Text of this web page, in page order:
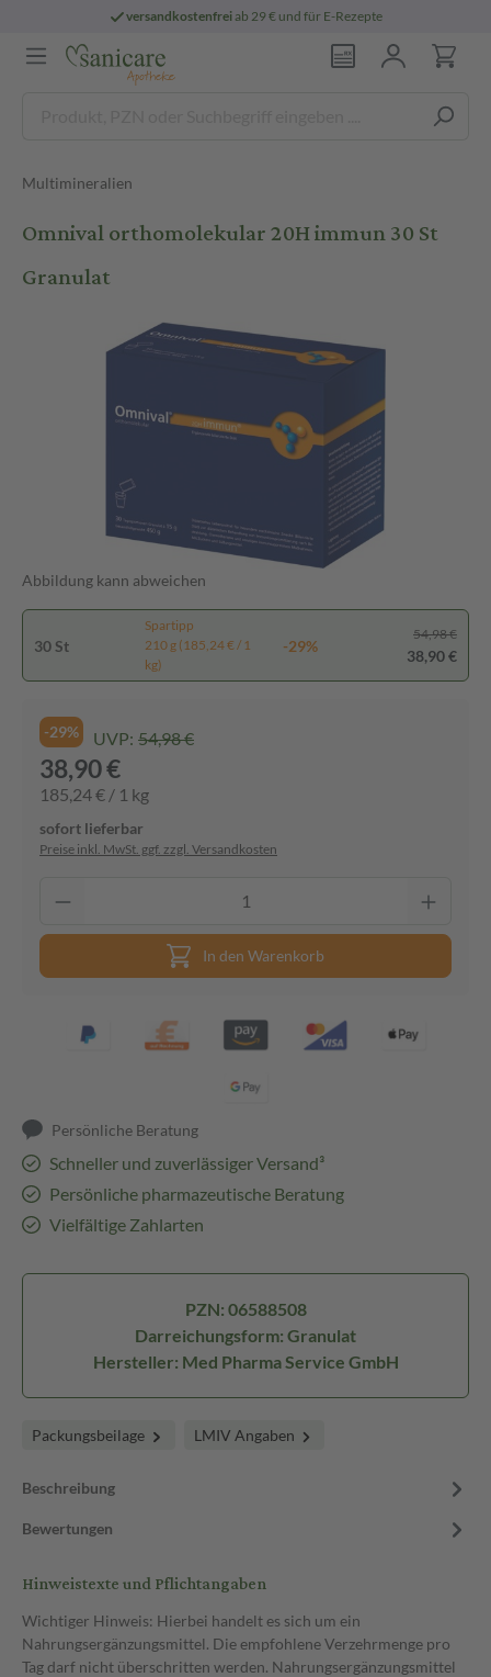
versandkostenfreiab 29 € und für E-Rezepte
Multimineralien
Omnival orthomolekular 20H immun 30 St
Granulat
Abbildung kann abweichen
30 St
Spartipp
210 g (185,24 € / 1
kg)
-29%
54,98 €
38,90 €
-29% UVP: 54,98 €
38,90 €
185,24 € / 1 kg
sofort lieferbar
Preise inkl. MwSt. ggf. zzgl. Versandkosten
In den Warenkorb
Persönliche Beratung
Schneller und zuverlässiger Versand³
Persönliche pharmazeutische Beratung
Vielfältige Zahlarten
PZN: 06588508
Darreichungsform: Granulat
Hersteller: Med Pharma Service GmbH
Packungsbeilage LMIV Angaben
Beschreibung
Bewertungen
Hinweistexte und Pflichtangaben
Wichtiger Hinweis: Hierbei handelt es sich um ein
Nahrungsergänzungsmittel. Die empfohlene Verzehrmenge pro
Tag darf nicht überschritten werden. Nahrungsergänzungsmittel